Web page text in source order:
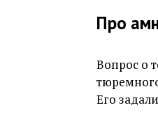
Про
Вопрос о
Его